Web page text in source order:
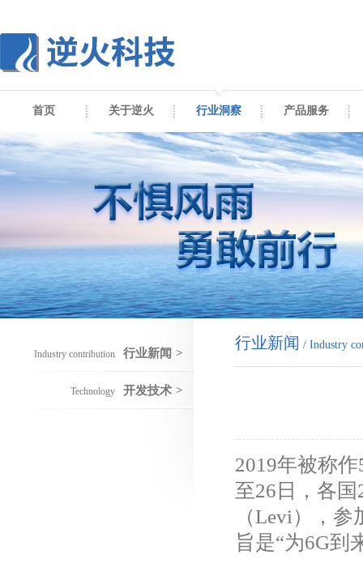
首页 关于逆火 行业洞察 产品服务
Industry contribution 行业新闻 >
Technology 开发技术 >
行业新闻 / Industry
2019年被称
至26日，各
（Levi），
旨是“为6G到